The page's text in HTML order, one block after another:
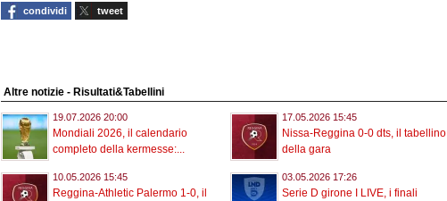
condividi tweet
Altre notizie - Risultati&Tabellini
19.07.2026 20:00
Mondiali 2026, il calendario
completo della kermesse:...
17.05.2026 15:45
Nissa-Reggina 0-0 dts, il tabellino
della gara
10.05.2026 15:45
Reggina-Athletic Palermo 1-0, il
03.05.2026 17:26
Serie D girone I LIVE, i finali